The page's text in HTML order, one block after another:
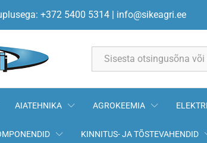
+372 5400 5314 | info@sikeagri.ee
AIATEHNIKA AGROKEEMIA
KINNITUS- JA TÕSTEVAHENDID
Kirjeldus